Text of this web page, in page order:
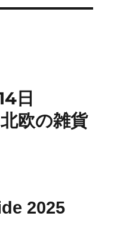
日
欧の雑貨
2025